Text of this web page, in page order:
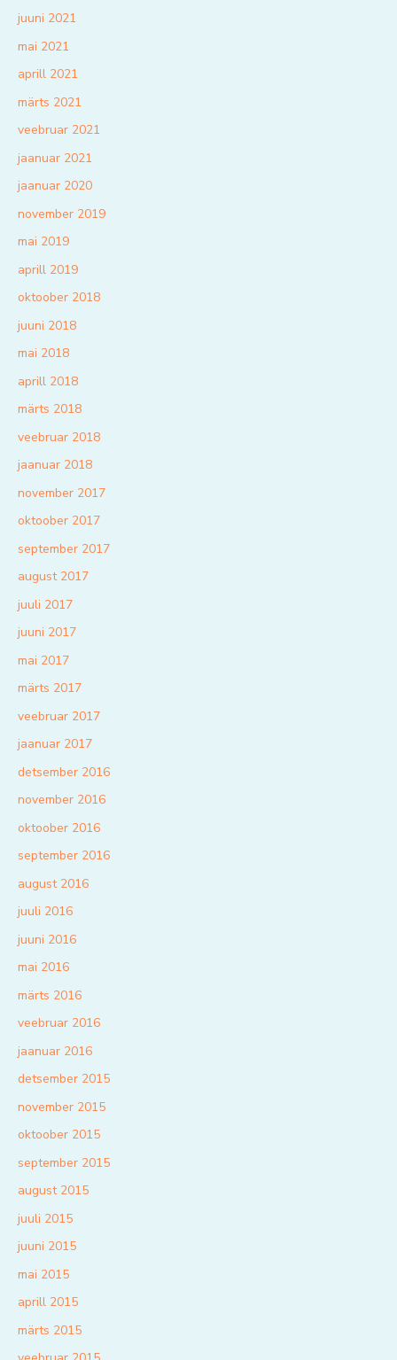
juuni 2021
mai 2021
aprill 2021
märts 2021
veebruar 2021
jaanuar 2021
jaanuar 2020
november 2019
mai 2019
aprill 2019
oktoober 2018
juuni 2018
mai 2018
aprill 2018
märts 2018
veebruar 2018
jaanuar 2018
november 2017
oktoober 2017
september 2017
august 2017
juuli 2017
juuni 2017
mai 2017
märts 2017
veebruar 2017
jaanuar 2017
detsember 2016
november 2016
oktoober 2016
september 2016
august 2016
juuli 2016
juuni 2016
mai 2016
märts 2016
veebruar 2016
jaanuar 2016
detsember 2015
november 2015
oktoober 2015
september 2015
august 2015
juuli 2015
juuni 2015
mai 2015
aprill 2015
märts 2015